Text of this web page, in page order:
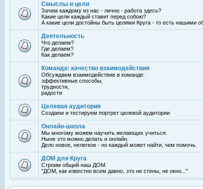
Смыслы и цели
Зачем каждому из нас - лично - работа здесь?
Какие цели каждый ставит перед собою?
А какие цели достойны быть целями Круга - то есть нашими
Деятельность
Что делаем?
Где делаем?
Как делаем?
Команда: качество взаимодействия
Обсуждаем взаимодействие в команде:
эффективные способы,
трудности,
радости
Целевая аудитория
Создаем и тестируем портрет целевой аудитории
Онлайн-школа
Мы многому можем научить желающих учиться.
Ныне это можно делать и онлайн.
Дело новое, нелегкое - но каждый может найти, чем помочь.
ДОМ для Круга
Строим общий наш ДОМ.
"ДОМ, как известно всем давно, это не стены, не окно..."